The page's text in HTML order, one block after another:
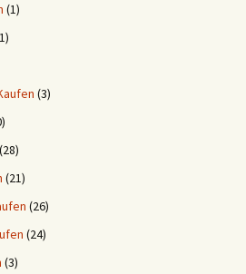
(1)
(3)
(28)
(21)
(26)
(24)
(3)